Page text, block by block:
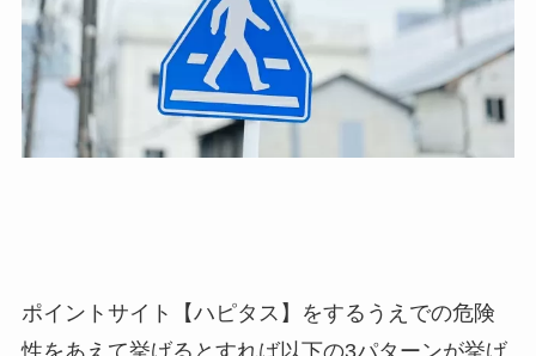
ポイントサイト【ハピタス】をするうえでの危険
性をあえて挙げるとすれば以下の3パターンが挙げ